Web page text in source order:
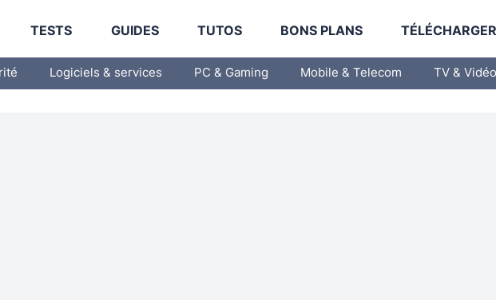
TESTS GUIDES TUTOS BONS PLANS
Logiciels & services PC & Gaming Mobile & Telecom TV & Vidéo